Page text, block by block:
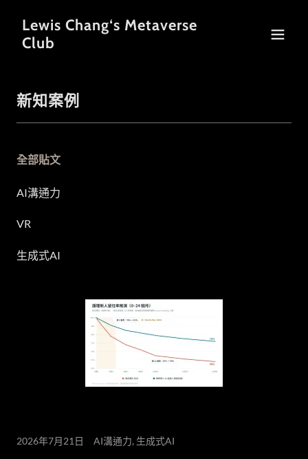
Lewis Chang‘s Metaverse
Club
新知案例
全部貼文
AI溝通力
VR
生成式AI
2026年7月21日 AI溝通力, 生成式AI